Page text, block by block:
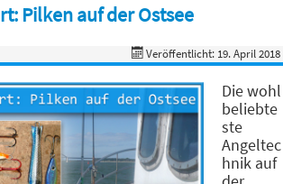
Pilken auf der Ostsee
Veröffentlicht: 19. April 2018
Die wohl
beliebte
ste
Angeltec
hnik auf